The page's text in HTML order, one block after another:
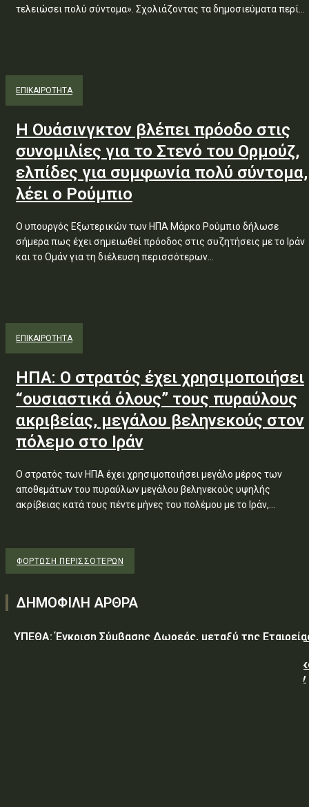
τελειώσει πολύ σύντομα». Σχολιάζοντας τα δημοσιεύματα περί...
ΕΠΙΚΑΙΡΟΤΗΤΑ
Η Ουάσινγκτον βλέπει πρόοδο στις
συνομιλίες για το Στενό του Ορμούζ,
ελπίδες για συμφωνία πολύ σύντομα,
λέει ο Ρούμπιο
Ο υπουργός Εξωτερικών των ΗΠΑ Μάρκο Ρούμπιο δήλωσε
σήμερα πως έχει σημειωθεί πρόοδος στις συζητήσεις με το Ιράν
και το Ομάν για τη διέλευση περισσότερων...
ΕΠΙΚΑΙΡΟΤΗΤΑ
ΗΠΑ: Ο στρατός έχει χρησιμοποιήσει
“ουσιαστικά όλους” τους πυραύλους
ακριβείας, μεγάλου βεληνεκούς στον
πόλεμο στο Ιράν
Ο στρατός των ΗΠΑ έχει χρησιμοποιήσει μεγάλο μέρος των
αποθεμάτων του πυραύλων μεγάλου βεληνεκούς υψηλής
ακρίβειας κατά τους πέντε μήνες του πολέμου με το Ιράν,...
ΦΌΡΤΩΣΗ ΠΕΡΙΣΣΟΤΈΡΩΝ
ΔΗΜΟΦΙΛΗ ΑΡΘΡΑ
ΥΠΕΘΑ: Έγκριση Σύμβασης Δωρεάς, μεταξύ της
Ελληνικού Δημοσίου – Υπουργείο-Εθνικής Άμυνας-
Επιτελείο Αεροπορίας-Σχολή Μονίμων Υπαξιωματικών